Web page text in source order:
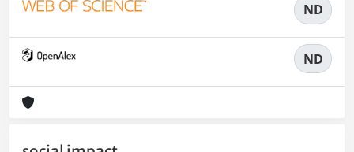
ND
ND